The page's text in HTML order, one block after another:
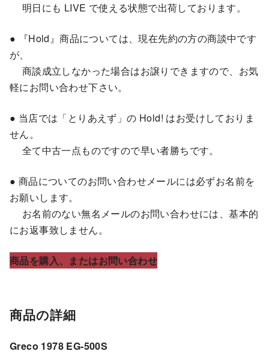
明日にも LIVE で使える状態で出荷しております。
● 『Hold』商品については、現在先約の方の商談中です
が、
商談成立しなかった場合はお譲りできますので、お気
軽にお問い合わせ下さい。
● 当店では「とりあえず」の Hold! はお受けしておりま
せん。
全て中古一点ものですので早い者勝ちです。
● 商品についてのお問い合わせメールには必ずお名前を
お願いします。
お名前のない無名メールのお問い合わせには、基本的
にお返事致しません。
商品を購入、またはお問い合わせ
商品の詳細
Greco 1978 EG-500S